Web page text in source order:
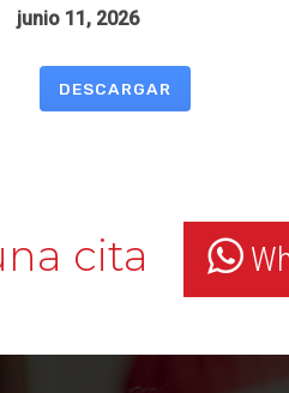
junio 11, 2026
DESCARGAR
cita